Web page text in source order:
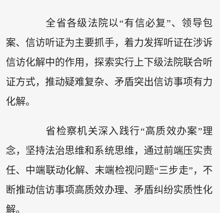
全省各级法院以“有信必复”、领导包
案、信访听证为主要抓手，着力发挥听证在涉诉
信访化解中的作用，探索实行上下级法院联合听
证方式，推动疑难复杂、矛盾突出信访事项有力
化解。
省检察机关深入践行“高质效办案”理
念，坚持法治思维和系统思维，通过前端压实责
任、中端联动化解、末端检视问题“三步走”，不
断推动信访事项高质效办理、矛盾纠纷实质性化
解。